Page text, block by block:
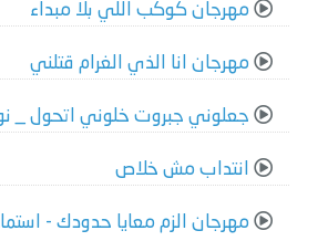
مهرجان كوكب اللي بلا مبداء
مهرجان انا الذي الغرام قتلني
جعلوني جبروت خلوني اتحول _
انتداب مش خلاص
مهرجان الزم معايا حدودك -